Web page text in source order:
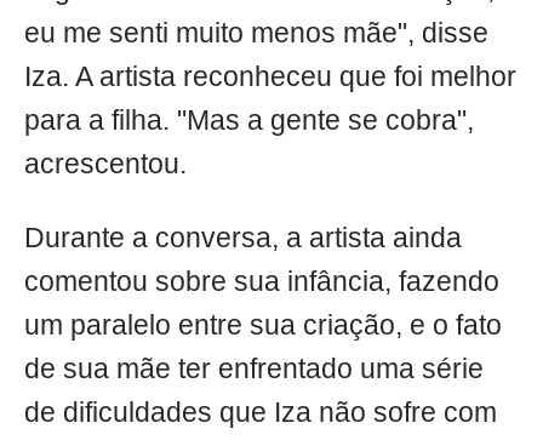
eu me senti muito menos mãe", disse
Iza. A artista reconheceu que foi melhor
para a filha. "Mas a gente se cobra",
acrescentou.
Durante a conversa, a artista ainda
comentou sobre sua infância, fazendo
um paralelo entre sua criação, e o fato
de sua mãe ter enfrentado uma série
de dificuldades que Iza não sofre com